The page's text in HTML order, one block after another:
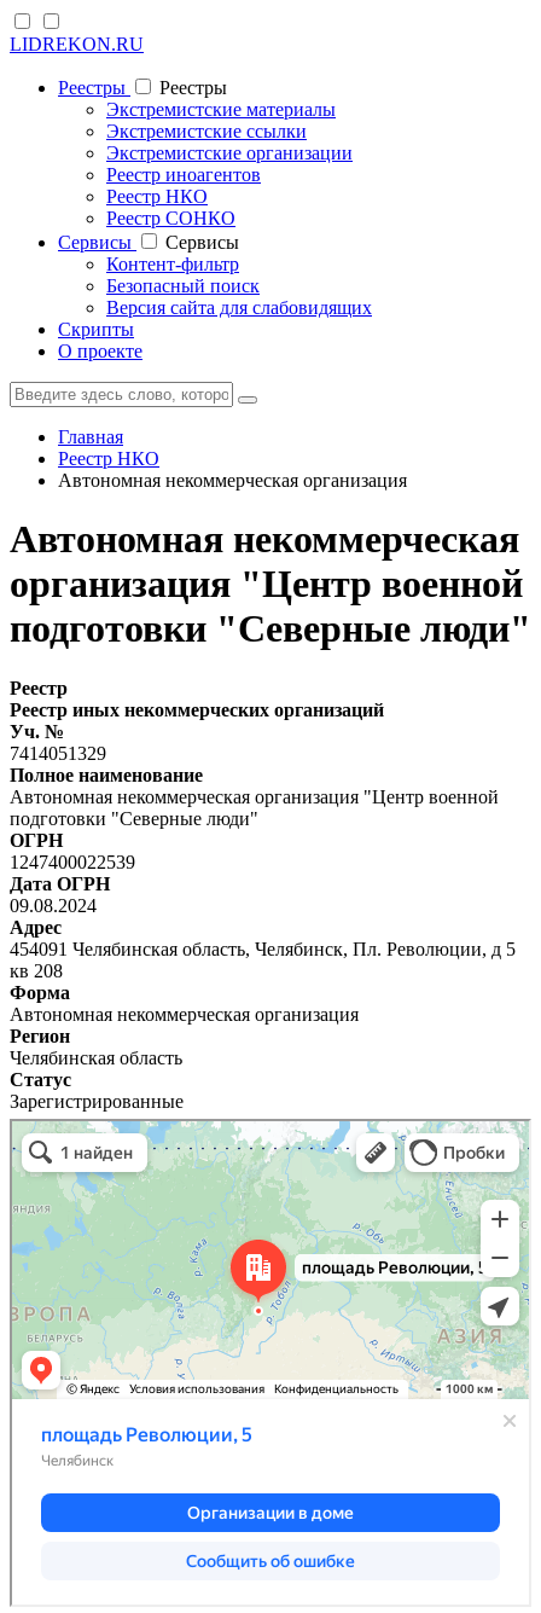
LIDREKON.RU
Реестры
Реестры
Экстремистские материалы
Экстремистские ссылки
Экстремистские организации
Реестр иноагентов
Реестр НКО
Реестр СОНКО
Cервисы
Cервисы
Контент-фильтр
Безопасный поиск
Версия сайта для слабовидящих
Скрипты
О проекте
Главная
Реестр НКО
Автономная некоммерческая организация
Автономная некоммерческая
организация "Центр военной
подготовки "Северные люди"
Реестр
Реестр иных некоммерческих организаций
Уч. №
7414051329
Полное наименование
Автономная некоммерческая организация "Центр военной
подготовки "Северные люди"
ОГРН
1247400022539
Дата ОГРН
09.08.2024
Адрес
454091 Челябинская область, Челябинск, Пл. Революции, д 5
кв 208
Форма
Автономная некоммерческая организация
Регион
Челябинская область
Статус
Зарегистрированные